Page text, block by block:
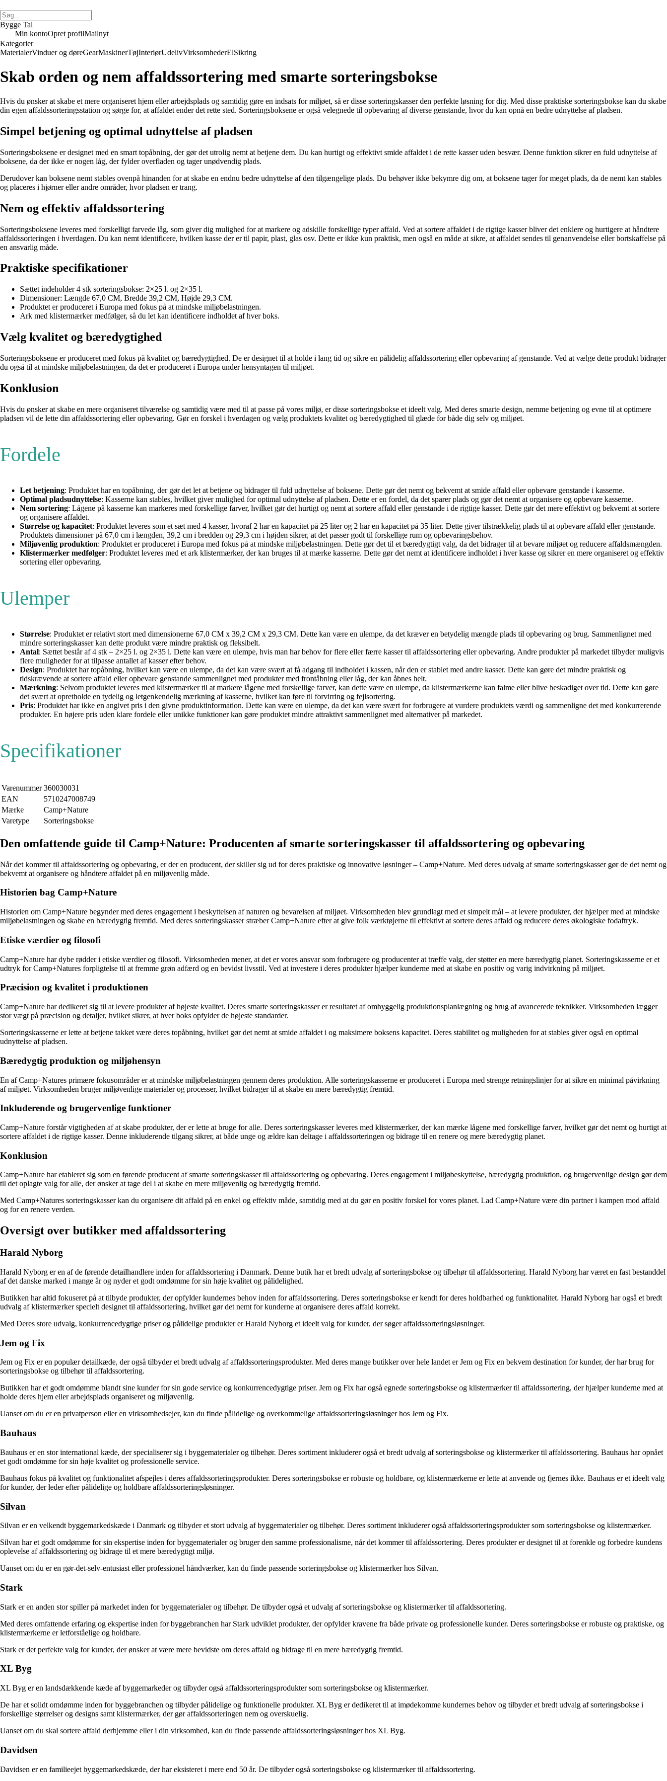
Bygge Tal
Min kontoOpret profilMailnyt
Kategorier
MaterialerVinduer og døreGearMaskinerTøjInteriørUdelivVirksomhederElSikring
Skab orden og nem affaldssortering med smarte sorteringsbokse
Hvis du ønsker at skabe et mere organiseret hjem eller arbejdsplads og samtidig gøre en indsats for miljøet, så er disse sorteringskasser den perfekte løsning for dig. Med disse praktiske sorteringsbokse kan du skabe
din egen affaldssorteringsstation og sørge for, at affaldet ender det rette sted. Sorteringsboksene er også velegnede til opbevaring af diverse genstande, hvor du kan opnå en bedre udnyttelse af pladsen.
Simpel betjening og optimal udnyttelse af pladsen
Sorteringsboksene er designet med en smart topåbning, der gør det utrolig nemt at betjene dem. Du kan hurtigt og effektivt smide affaldet i de rette kasser uden besvær. Denne funktion sikrer en fuld udnyttelse af
boksene, da der ikke er nogen låg, der fylder overfladen og tager unødvendig plads.
Derudover kan boksene nemt stables ovenpå hinanden for at skabe en endnu bedre udnyttelse af den tilgængelige plads. Du behøver ikke bekymre dig om, at boksene tager for meget plads, da de nemt kan stables
og placeres i hjørner eller andre områder, hvor pladsen er trang.
Nem og effektiv affaldssortering
Sorteringsboksene leveres med forskelligt farvede låg, som giver dig mulighed for at markere og adskille forskellige typer affald. Ved at sortere affaldet i de rigtige kasser bliver det enklere og hurtigere at håndtere
affaldssorteringen i hverdagen. Du kan nemt identificere, hvilken kasse der er til papir, plast, glas osv. Dette er ikke kun praktisk, men også en måde at sikre, at affaldet sendes til genanvendelse eller bortskaffelse på
en ansvarlig måde.
Praktiske specifikationer
Sættet indeholder 4 stk sorteringsbokse: 2×25 l. og 2×35 l.
Dimensioner: Længde 67,0 CM, Bredde 39,2 CM, Højde 29,3 CM.
Produktet er produceret i Europa med fokus på at mindske miljøbelastningen.
Ark med klistermærker medfølger, så du let kan identificere indholdet af hver boks.
Vælg kvalitet og bæredygtighed
Sorteringsboksene er produceret med fokus på kvalitet og bæredygtighed. De er designet til at holde i lang tid og sikre en pålidelig affaldssortering eller opbevaring af genstande. Ved at vælge dette produkt bidrager
du også til at mindske miljøbelastningen, da det er produceret i Europa under hensyntagen til miljøet.
Konklusion
Hvis du ønsker at skabe en mere organiseret tilværelse og samtidig være med til at passe på vores miljø, er disse sorteringsbokse et ideelt valg. Med deres smarte design, nemme betjening og evne til at optimere
pladsen vil de lette din affaldssortering eller opbevaring. Gør en forskel i hverdagen og vælg produktets kvalitet og bæredygtighed til glæde for både dig selv og miljøet.
Fordele
Let betjening: Produktet har en topåbning, der gør det let at betjene og bidrager til fuld udnyttelse af boksene. Dette gør det nemt og bekvemt at smide affald eller opbevare genstande i kasserne.
Optimal pladsudnyttelse: Kasserne kan stables, hvilket giver mulighed for optimal udnyttelse af pladsen. Dette er en fordel, da det sparer plads og gør det nemt at organisere og opbevare kasserne.
Nem sortering: Lågene på kasserne kan markeres med forskellige farver, hvilket gør det hurtigt og nemt at sortere affald eller genstande i de rigtige kasser. Dette gør det mere effektivt og bekvemt at sortere
og organisere affaldet.
Størrelse og kapacitet: Produktet leveres som et sæt med 4 kasser, hvoraf 2 har en kapacitet på 25 liter og 2 har en kapacitet på 35 liter. Dette giver tilstrækkelig plads til at opbevare affald eller genstande.
Produktets dimensioner på 67,0 cm i længden, 39,2 cm i bredden og 29,3 cm i højden sikrer, at det passer godt til forskellige rum og opbevaringsbehov.
Miljøvenlig produktion: Produktet er produceret i Europa med fokus på at mindske miljøbelastningen. Dette gør det til et bæredygtigt valg, da det bidrager til at bevare miljøet og reducere affaldsmængden.
Klistermærker medfølger: Produktet leveres med et ark klistermærker, der kan bruges til at mærke kasserne. Dette gør det nemt at identificere indholdet i hver kasse og sikrer en mere organiseret og effektiv
sortering eller opbevaring.
Ulemper
Størrelse: Produktet er relativt stort med dimensionerne 67,0 CM x 39,2 CM x 29,3 CM. Dette kan være en ulempe, da det kræver en betydelig mængde plads til opbevaring og brug. Sammenlignet med
mindre sorteringskasser kan dette produkt være mindre praktisk og fleksibelt.
Antal: Sættet består af 4 stk – 2×25 l. og 2×35 l. Dette kan være en ulempe, hvis man har behov for flere eller færre kasser til affaldssortering eller opbevaring. Andre produkter på markedet tilbyder muligvis
flere muligheder for at tilpasse antallet af kasser efter behov.
Design: Produktet har topåbning, hvilket kan være en ulempe, da det kan være svært at få adgang til indholdet i kassen, når den er stablet med andre kasser. Dette kan gøre det mindre praktisk og
tidskrævende at sortere affald eller opbevare genstande sammenlignet med produkter med frontåbning eller låg, der kan åbnes helt.
Mærkning: Selvom produktet leveres med klistermærker til at markere lågene med forskellige farver, kan dette være en ulempe, da klistermærkerne kan falme eller blive beskadiget over tid. Dette kan gøre
det svært at opretholde en tydelig og letgenkendelig mærkning af kasserne, hvilket kan føre til forvirring og fejlsortering.
Pris: Produktet har ikke en angivet pris i den givne produktinformation. Dette kan være en ulempe, da det kan være svært for forbrugere at vurdere produktets værdi og sammenligne det med konkurrerende
produkter. En højere pris uden klare fordele eller unikke funktioner kan gøre produktet mindre attraktivt sammenlignet med alternativer på markedet.
Specifikationer
Varenummer 360030031
EAN
5710247008749
Mærke
Camp+Nature
Varetype
Sorteringsbokse
Den omfattende guide til Camp+Nature: Producenten af ​​smarte sorteringskasser til affaldssortering og opbevaring
Når det kommer til affaldssortering og opbevaring, er der en producent, der skiller sig ud for deres praktiske og innovative løsninger – Camp+Nature. Med deres udvalg af smarte sorteringskasser gør de det nemt og
bekvemt at organisere og håndtere affaldet på en miljøvenlig måde.
Historien bag Camp+Nature
Historien om Camp+Nature begynder med deres engagement i beskyttelsen af ​​naturen og bevarelsen af ​​miljøet. Virksomheden blev grundlagt med et simpelt mål – at levere produkter, der hjælper med at mindske
miljøbelastningen og skabe en bæredygtig fremtid. Med deres sorteringskasser stræber Camp+Nature efter at give folk værktøjerne til effektivt at sortere deres affald og reducere deres økologiske fodaftryk.
Etiske værdier og filosofi
Camp+Nature har dybe rødder i etiske værdier og filosofi. Virksomheden mener, at det er vores ansvar som forbrugere og producenter at træffe valg, der støtter en mere bæredygtig planet. Sorteringskasserne er et
udtryk for Camp+Natures forpligtelse til at fremme grøn adfærd og en bevidst livsstil. Ved at investere i deres produkter hjælper kunderne med at skabe en positiv og varig indvirkning på miljøet.
Præcision og kvalitet i produktionen
Camp+Nature har dedikeret sig til at levere produkter af højeste kvalitet. Deres smarte sorteringskasser er resultatet af omhyggelig produktionsplanlægning og brug af avancerede teknikker. Virksomheden lægger
stor vægt på præcision og detaljer, hvilket sikrer, at hver boks opfylder de højeste standarder.
Sorteringskasserne er lette at betjene takket være deres topåbning, hvilket gør det nemt at smide affaldet i og maksimere boksens kapacitet. Deres stabilitet og muligheden for at stables giver også en optimal
udnyttelse af pladsen.
Bæredygtig produktion og miljøhensyn
En af Camp+Natures primære fokusområder er at mindske miljøbelastningen gennem deres produktion. Alle sorteringskasserne er produceret i Europa med strenge retningslinjer for at sikre en minimal påvirkning
af miljøet. Virksomheden bruger miljøvenlige materialer og processer, hvilket bidrager til at skabe en mere bæredygtig fremtid.
Inkluderende og brugervenlige funktioner
Camp+Nature forstår vigtigheden af ​​at skabe produkter, der er lette at bruge for alle. Deres sorteringskasser leveres med klistermærker, der kan mærke lågene med forskellige farver, hvilket gør det nemt og hurtigt at
sortere affaldet i de rigtige kasser. Denne inkluderende tilgang sikrer, at både unge og ældre kan deltage i affaldssorteringen og bidrage til en renere og mere bæredygtig planet.
Konklusion
Camp+Nature har etableret sig som en førende producent af smarte sorteringskasser til affaldssortering og opbevaring. Deres engagement i miljøbeskyttelse, bæredygtig produktion, og brugervenlige design gør dem
til det oplagte valg for alle, der ønsker at tage del i at skabe en mere miljøvenlig og bæredygtig fremtid.
Med Camp+Natures sorteringskasser kan du organisere dit affald på en enkel og effektiv måde, samtidig med at du gør en positiv forskel for vores planet. Lad Camp+Nature være din partner i kampen mod affald
og for en renere verden.
Oversigt over butikker med affaldssortering
Harald Nyborg
Harald Nyborg er en af de førende detailhandlere inden for affaldssortering i Danmark. Denne butik har et bredt udvalg af sorteringsbokse og tilbehør til affaldssortering. Harald Nyborg har været en fast bestanddel
af det danske marked i mange år og nyder et godt omdømme for sin høje kvalitet og pålidelighed.
Butikken har altid fokuseret på at tilbyde produkter, der opfylder kundernes behov inden for affaldssortering. Deres sorteringsbokse er kendt for deres holdbarhed og funktionalitet. Harald Nyborg har også et bredt
udvalg af klistermærker specielt designet til affaldssortering, hvilket gør det nemt for kunderne at organisere deres affald korrekt.
Med Deres store udvalg, konkurrencedygtige priser og pålidelige produkter er Harald Nyborg et ideelt valg for kunder, der søger affaldssorteringsløsninger.
Jem og Fix
Jem og Fix er en populær detailkæde, der også tilbyder et bredt udvalg af affaldssorteringsprodukter. Med deres mange butikker over hele landet er Jem og Fix en bekvem destination for kunder, der har brug for
sorteringsbokse og tilbehør til affaldssortering.
Butikken har et godt omdømme blandt sine kunder for sin gode service og konkurrencedygtige priser. Jem og Fix har også egnede sorteringsbokse og klistermærker til affaldssortering, der hjælper kunderne med at
holde deres hjem eller arbejdsplads organiseret og miljøvenlig.
Uanset om du er en privatperson eller en virksomhedsejer, kan du finde pålidelige og overkommelige affaldssorteringsløsninger hos Jem og Fix.
Bauhaus
Bauhaus er en stor international kæde, der specialiserer sig i byggematerialer og tilbehør. Deres sortiment inkluderer også et bredt udvalg af sorteringsbokse og klistermærker til affaldssortering. Bauhaus har opnået
et godt omdømme for sin høje kvalitet og professionelle service.
Bauhaus fokus på kvalitet og funktionalitet afspejles i deres affaldssorteringsprodukter. Deres sorteringsbokse er robuste og holdbare, og klistermærkerne er lette at anvende og fjernes ikke. Bauhaus er et ideelt valg
for kunder, der leder efter pålidelige og holdbare affaldssorteringsløsninger.
Silvan
Silvan er en velkendt byggemarkedskæde i Danmark og tilbyder et stort udvalg af byggematerialer og tilbehør. Deres sortiment inkluderer også affaldssorteringsprodukter som sorteringsbokse og klistermærker.
Silvan har et godt omdømme for sin ekspertise inden for byggematerialer og bruger den samme professionalisme, når det kommer til affaldssortering. Deres produkter er designet til at forenkle og forbedre kundens
oplevelse af affaldssortering og bidrage til et mere bæredygtigt miljø.
Uanset om du er en gør-det-selv-entusiast eller professionel håndværker, kan du finde passende sorteringsbokse og klistermærker hos Silvan.
Stark
Stark er en anden stor spiller på markedet inden for byggematerialer og tilbehør. De tilbyder også et udvalg af sorteringsbokse og klistermærker til affaldssortering.
Med deres omfattende erfaring og ekspertise inden for byggebranchen har Stark udviklet produkter, der opfylder kravene fra både private og professionelle kunder. Deres sorteringsbokse er robuste og praktiske, og
klistermærkerne er letforståelige og holdbare.
Stark er det perfekte valg for kunder, der ønsker at være mere bevidste om deres affald og bidrage til en mere bæredygtig fremtid.
XL Byg
XL Byg er en landsdækkende kæde af byggemarkeder og tilbyder også affaldssorteringsprodukter som sorteringsbokse og klistermærker.
De har et solidt omdømme inden for byggebranchen og tilbyder pålidelige og funktionelle produkter. XL Byg er dedikeret til at imødekomme kundernes behov og tilbyder et bredt udvalg af sorteringsbokse i
forskellige størrelser og designs samt klistermærker, der gør affaldssorteringen nem og overskuelig.
Uanset om du skal sortere affald derhjemme eller i din virksomhed, kan du finde passende affaldssorteringsløsninger hos XL Byg.
Davidsen
Davidsen er en familieejet byggemarkedskæde, der har eksisteret i mere end 50 år. De tilbyder også sorteringsbokse og klistermærker til affaldssortering.